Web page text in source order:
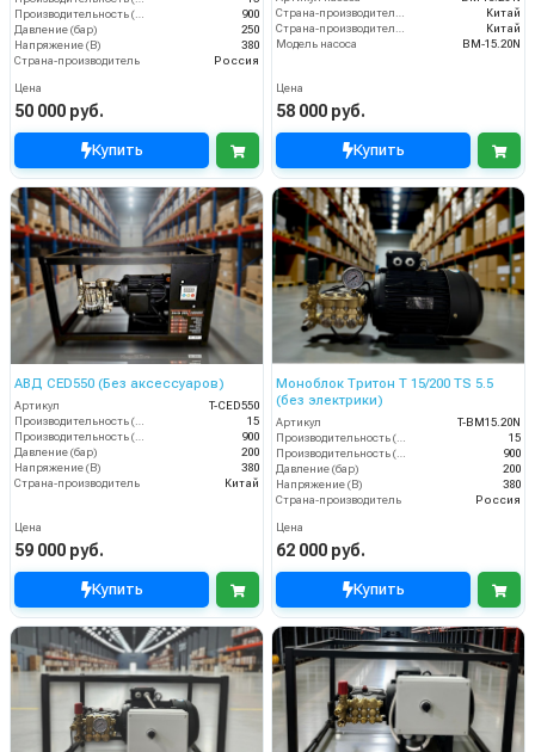
Производительность (л/ч)
900
Давление (бар)
250
Напряжение (В)
380
Страна-производитель
Россия
Цена
50 000 руб.
Купить
Страна-производитель двигателя
Китай
Страна-производитель насоса
Китай
Модель насоса
BM-15.20N
Цена
58 000 руб.
Купить
АВД CED550 (Без аксессуаров)
Артикул
T-CED550
Производительность (л/мин)
15
Производительность (л/ч)
900
Давление (бар)
200
Напряжение (В)
380
Страна-производитель
Китай
Цена
59 000 руб.
Купить
Моноблок Тритон T 15/200 TS 5.5
(без электрики)
Артикул
T-BM15.20N
Производительность (л/мин)
15
Производительность (л/ч)
900
Давление (бар)
200
Напряжение (В)
380
Страна-производитель
Россия
Цена
62 000 руб.
Купить